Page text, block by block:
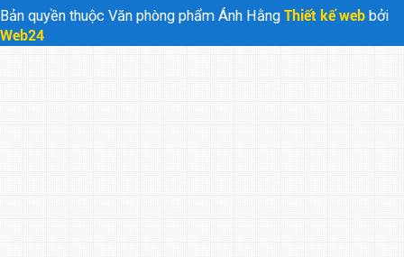
Bản quyền thuộc Văn phòng phẩm Ánh Hằng Thiết kế web bởi
Web24